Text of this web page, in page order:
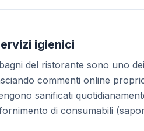
igienici
del ristorante sono uno
commenti online
sanificati
di consumabili